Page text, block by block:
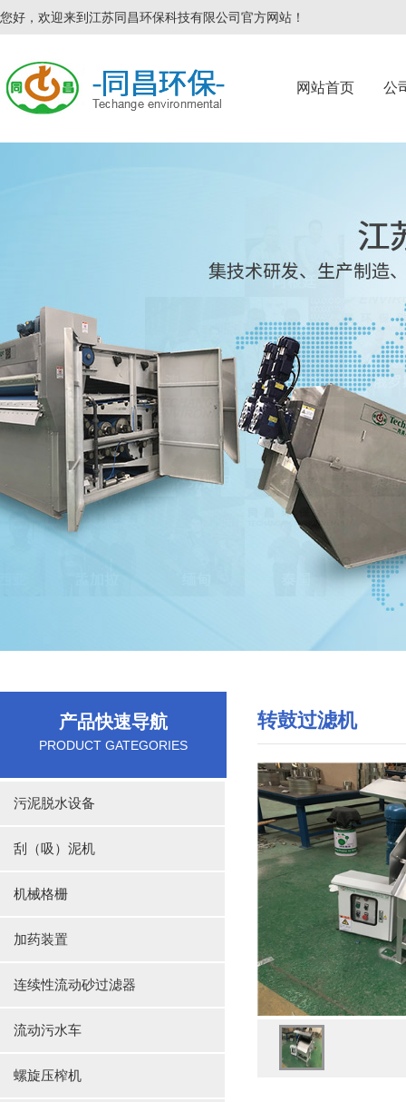
您好，欢迎来到江苏同昌环保科技有限公司官方网站！
网站首页 公
产品快速导航
PRODUCT GATEGORIES
污泥脱水设备
刮（吸）泥机
机械格栅
加药装置
连续性流动砂过滤器
流动污水车
螺旋压榨机
转鼓过滤机